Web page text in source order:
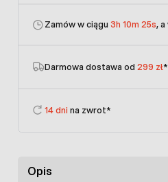
Zamów w ciągu 3h 10m 25s,
Darmowa dostawa od 299 zł*
14 dni na zwrot*
Opis